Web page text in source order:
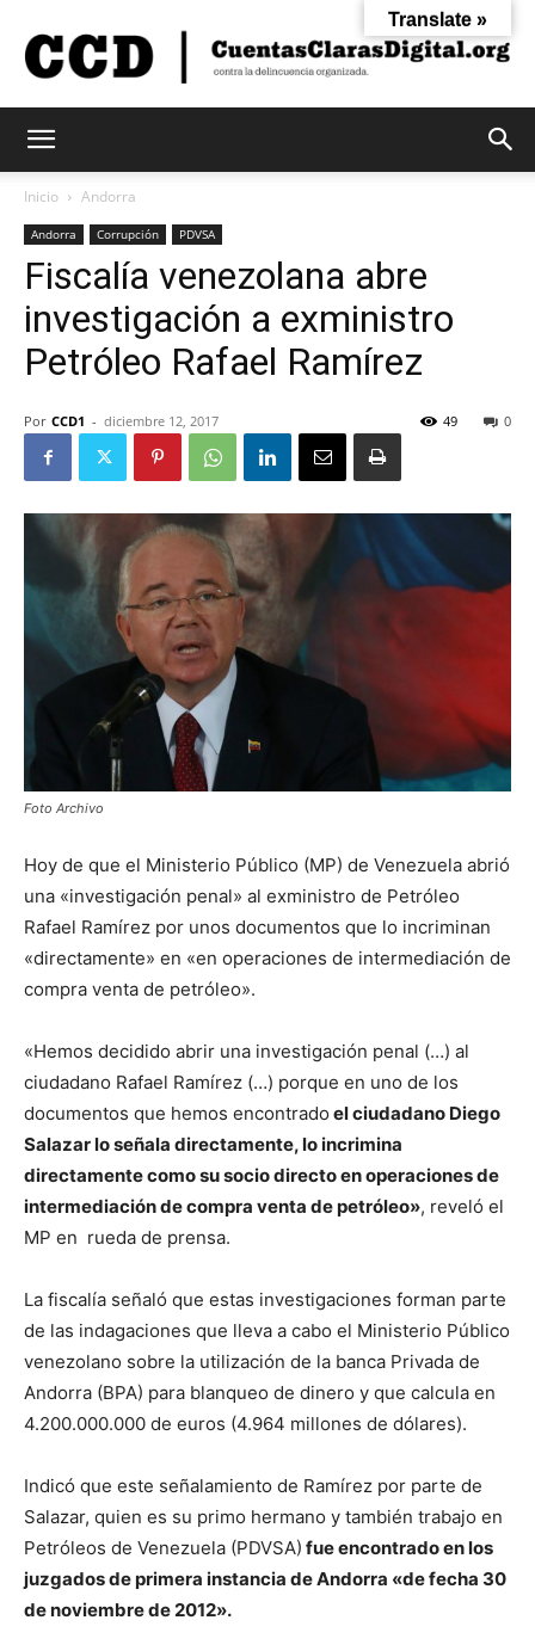
Claras
Digital
Inicio Andorra
Andorra Corrupción PDVSA
Fiscalía venezolana abre
investigación a exministro
Petróleo Rafael Ramírez
Por CCD1 - diciembre 12, 2017 0
49
Foto Archivo
Hoy de que el Ministerio Público (MP) de Venezuela abrió
una «investigación penal» al exministro de Petróleo
Rafael Ramírez por unos documentos que lo incriminan
«directamente» en «en operaciones de intermediación de
compra venta de petróleo».
«Hemos decidido abrir una investigación penal (…) al
ciudadano Rafael Ramírez (…) porque en uno de los
documentos que hemos encontrado el ciudadano Diego
Salazar lo señala directamente, lo incrimina
directamente como su socio directo en operaciones de
intermediación de compra venta de petróleo», reveló el
MP en rueda de prensa.
La fiscalía señaló que estas investigaciones forman parte
de las indagaciones que lleva a cabo el Ministerio Público
venezolano sobre la utilización de la banca Privada de
Andorra (BPA) para blanqueo de dinero y que calcula en
4.200.000.000 de euros (4.964 millones de dólares).
Indicó que este señalamiento de Ramírez por parte de
Salazar, quien es su primo hermano y también trabajo en
Petróleos de Venezuela (PDVSA) fue encontrado en los
juzgados de primera instancia de Andorra «de fecha 30
de noviembre de 2012».
Translate »